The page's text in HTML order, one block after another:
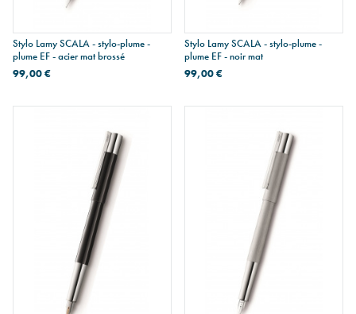
Stylo Lamy SCALA - stylo-plume -
plume EF - acier mat brossé
99,00 €
Stylo Lamy SCALA - stylo-plume -
plume EF - noir mat
99,00 €